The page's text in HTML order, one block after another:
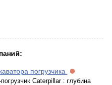
погрузчика
Caterpillar : глубина